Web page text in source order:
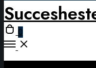
modal
Open
cart
0
Open